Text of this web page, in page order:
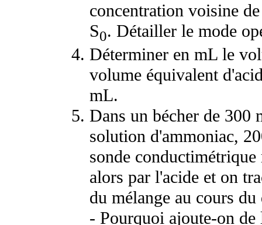
concentration voisine
S0. Détailler le mode
Déterminer en mL le
volume équivalent
mL.
Dans un bécher de
solution d'ammoniac,
sonde
alors par l'acide et on
du mélange au cours du
- Pourquoi ajoute-on de